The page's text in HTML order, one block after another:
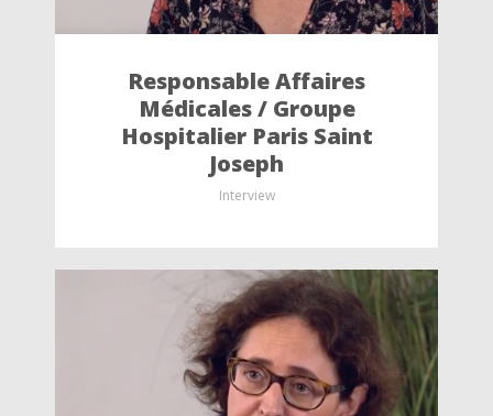
Responsable Affaires
Médicales / Groupe
Hospitalier Paris Saint
Joseph
Interview